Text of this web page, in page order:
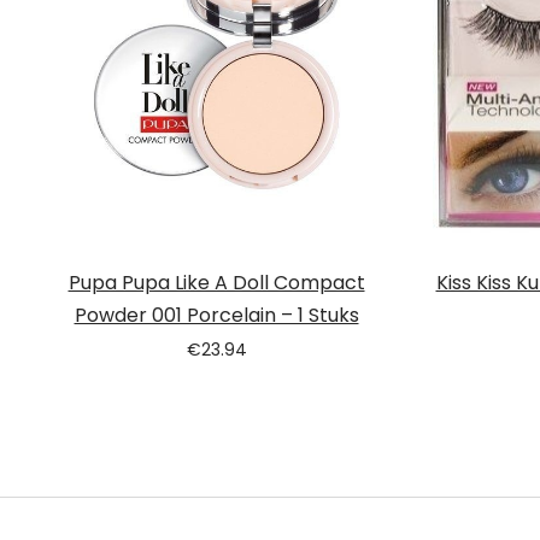
Pupa Pupa Like A Doll Compact
Powder 001 Porcelain – 1 Stuks
€23.94
Kiss Kiss